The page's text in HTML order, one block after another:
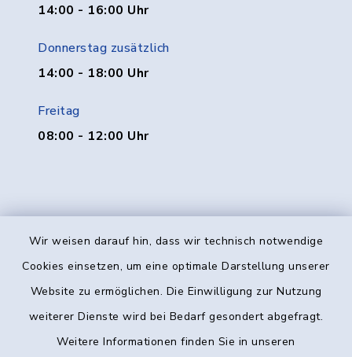
Wir weisen darauf hin, dass wir technisch notwendige
Cookies einsetzen, um eine optimale Darstellung unserer
Website zu ermöglichen. Die Einwilligung zur Nutzung
weiterer Dienste wird bei Bedarf gesondert abgefragt.
Weitere Informationen finden Sie in unseren
14:00 - 16:00 Uhr
Donnerstag zusätzlich
14:00 - 18:00 Uhr
Freitag
08:00 - 12:00 Uhr
Kontakt
Datenschutz